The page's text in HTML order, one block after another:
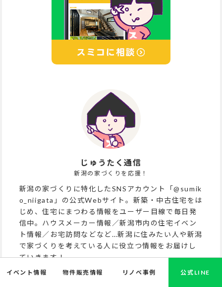
じゅうたく通信
新潟の家づくりを応援！
新潟の家づくりに特化したSNSアカウント「@sumik
o_niigata」の公式Webサイト。新築・中古住宅をは
じめ、住宅にまつわる情報をユーザー目線で毎日発
信中。ハウスメーカー情報／新潟市内の住宅イベン
ト情報／お宅訪問などなど…新潟に住みたい人や新潟
で家づくりを考えている人に役立つ情報をお届けし
ていきます！
スミコのプロフィール
イベント情報 物件販売情報 リノベ事例 公式LINE